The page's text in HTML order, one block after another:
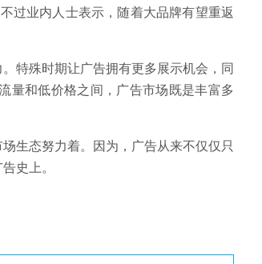
过业内人士表示，随着大品牌有望重返
特殊时期让广告拥有更多展示机会，同
量和低价格之间，广告市场既是丰富多
生态努力着。因为，广告从来不仅仅只
史上。